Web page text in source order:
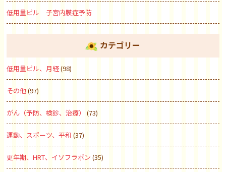
低用量ピル 子宮内膜症予防
カテゴリー
低用量ピル、月経(98)
その他(97)
がん（予防、検診、治療） (73)
運動、スポーツ、平和 (37)
更年期、HRT、イソフラボン (35)